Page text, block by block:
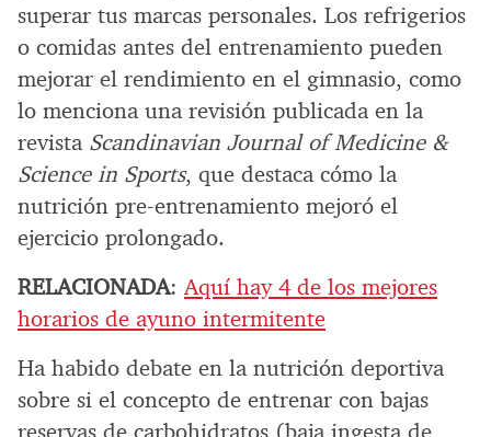
superar tus marcas personales. Los refrigerios
o comidas antes del entrenamiento pueden
mejorar el rendimiento en el gimnasio, como
lo menciona una revisión publicada en la
revista Scandinavian Journal of Medicine &
Science in Sports, que destaca cómo la
nutrición pre-entrenamiento mejoró el
ejercicio prolongado.
RELACIONADA:Aquí hay 4 de los mejores
horarios de ayuno intermitente
Ha habido debate en la nutrición deportiva
sobre si el concepto de entrenar con bajas